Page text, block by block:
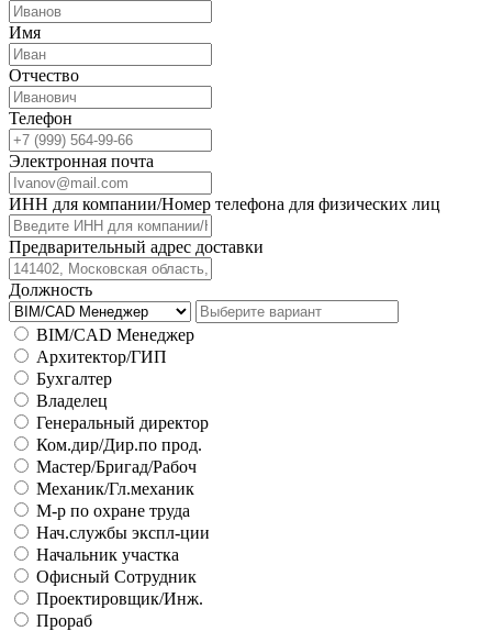
Имя
Отчество
Телефон
Электронная почта
ИНН для компании/Номер телефона для физических лиц
Предварительный адрес доставки
Должность
BIM/CAD Менеджер
Архитектор/ГИП
Бухгалтер
Владелец
Генеральный директор
Ком.дир/Дир.по прод.
Мастер/Бригад/Рабоч
Механик/Гл.механик
М-р по охране труда
Нач.службы экспл-ции
Начальник участка
Офисный Сотрудник
Проектировщик/Инж.
Прораб